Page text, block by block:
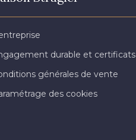
durable et certificats
générales de vente
des cookies